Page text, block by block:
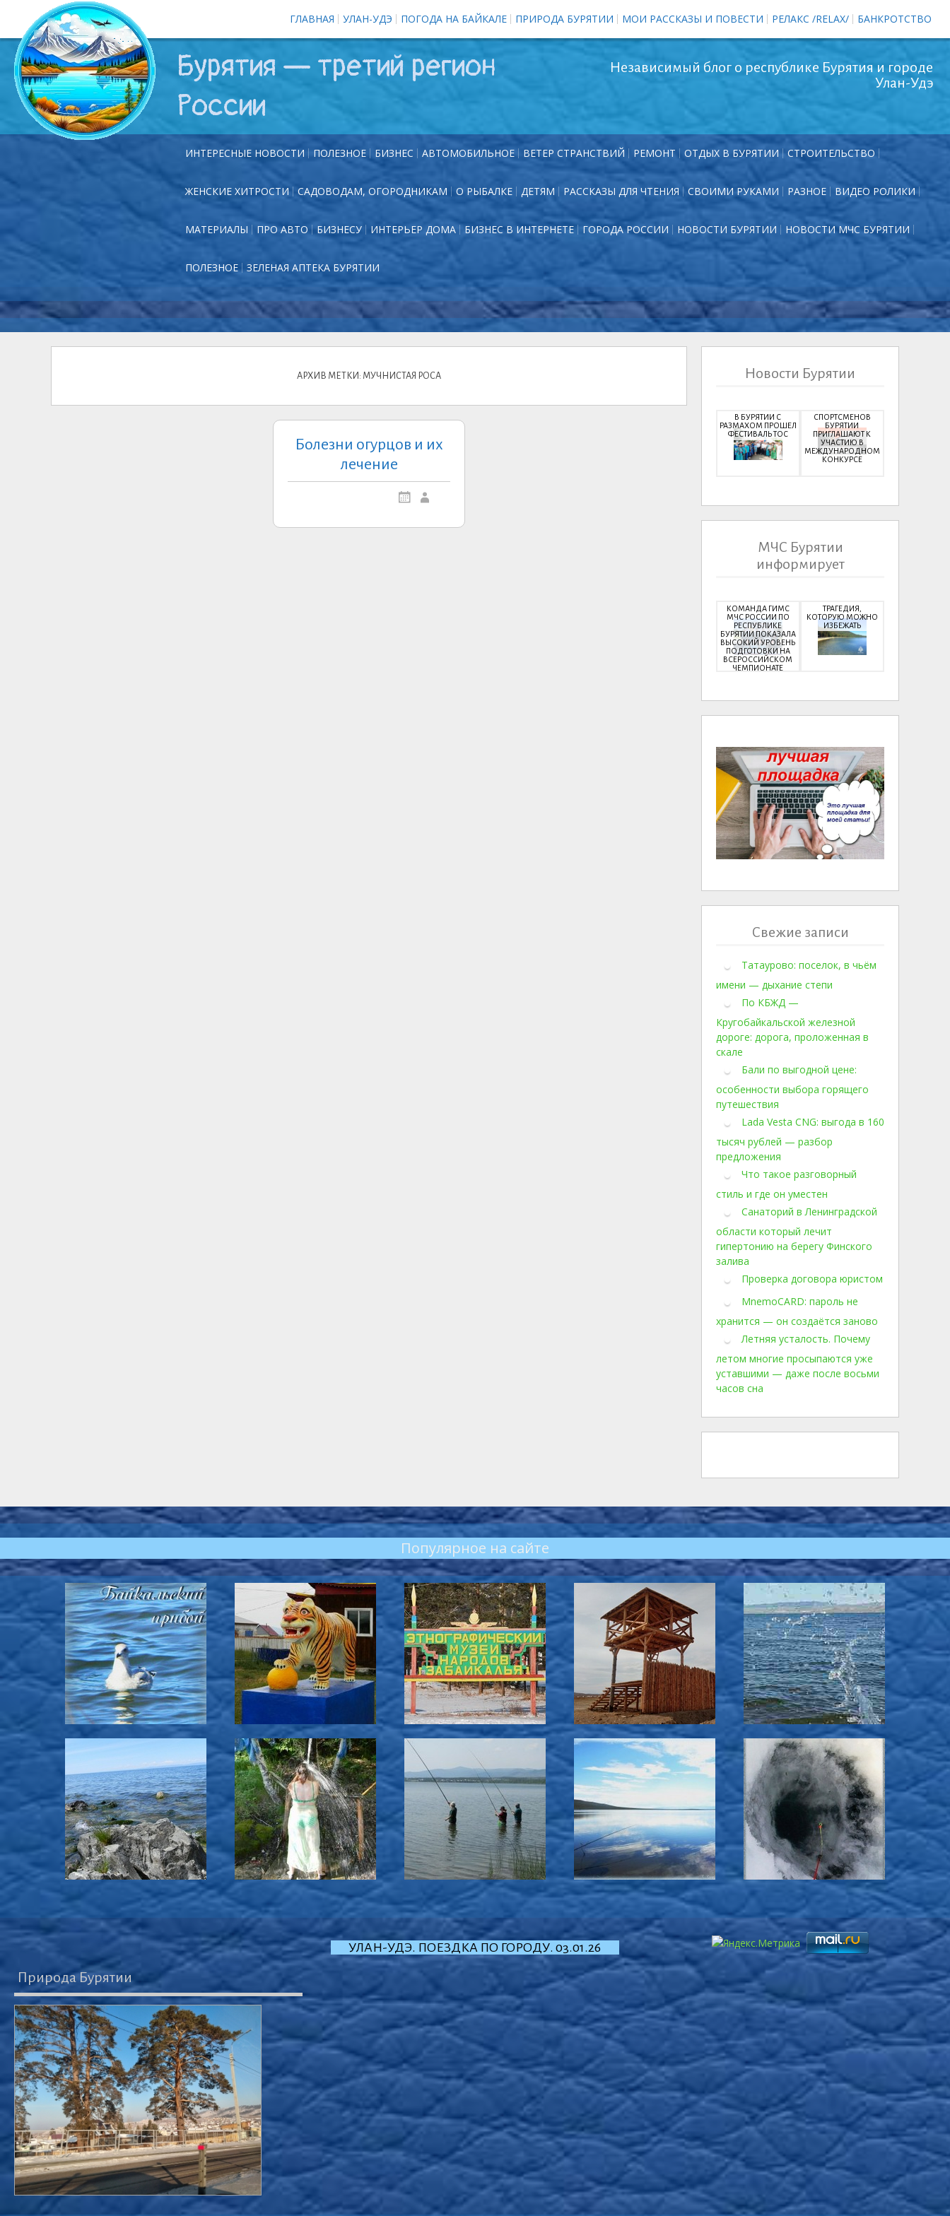
ГЛАВНАЯ УЛАН-УДЭ ПОГОДА НА БАЙКАЛЕ ПРИРОДА БУРЯТИИ МОИ РАССКАЗЫ И ПОВЕСТИ РЕЛАКС /RELAX/ БАНКРОТСТВО
Бурятия — третий регион
России
Независимый блог о республике Бурятия и городе
Улан-Удэ
ИНТЕРЕСНЫЕ НОВОСТИ ПОЛЕЗНОЕ БИЗНЕС АВТОМОБИЛЬНОЕ ВЕТЕР СТРАНСТВИЙ РЕМОНТ ОТДЫХ В БУРЯТИИ СТРОИТЕЛЬСТВО
ЖЕНСКИЕ ХИТРОСТИ САДОВОДАМ, ОГОРОДНИКАМ О РЫБАЛКЕ ДЕТЯМ РАССКАЗЫ ДЛЯ ЧТЕНИЯ СВОИМИ РУКАМИ РАЗНОЕ ВИДЕО РОЛИКИ
МАТЕРИАЛЫ ПРО АВТО БИЗНЕСУ ИНТЕРЬЕР ДОМА БИЗНЕС В ИНТЕРНЕТЕ ГОРОДА РОССИИ НОВОСТИ БУРЯТИИ НОВОСТИ МЧС БУРЯТИИ
ПОЛЕЗНОЕ ЗЕЛЕНАЯ АПТЕКА БУРЯТИИ
АРХИВ МЕТКИ: МУЧНИСТАЯ РОСА
Болезни огурцов и их
лечение
Новости Бурятии
В БУРЯТИИ С
РАЗМАХОМ ПРОШЕЛ
ФЕСТИВАЛЬ ТОС
СПОРТСМЕНОВ
БУРЯТИИ
ПРИГЛАШАЮТ К
УЧАСТИЮ В
МЕЖДУНАРОДНОМ
КОНКУРСЕ
МЧС Бурятии
информирует
КОМАНДА ГИМС
МЧС РОССИИ ПО
РЕСПУБЛИКЕ
БУРЯТИИ ПОКАЗАЛА
ВЫСОКИЙ УРОВЕНЬ
ПОДГОТОВКИ НА
ВСЕРОССИЙСКОМ
ЧЕМПИОНАТЕ
ТРАГЕДИЯ,
КОТОРУЮ МОЖНО
ИЗБЕЖАТЬ
Свежие записи
Татаурово: поселок, в чьём
имени — дыхание степи
По КБЖД —
Кругобайкальской железной
дороге: дорога, проложенная в
скале
Бали по выгодной цене:
особенности выбора горящего
путешествия
Lada Vesta CNG: выгода в 160
тысяч рублей — разбор
предложения
Что такое разговорный
стиль и где он уместен
Санаторий в Ленинградской
области который лечит
гипертонию на берегу Финского
залива
Проверка договора юристом
MnemoCARD: пароль не
хранится — он создаётся заново
Летняя усталость. Почему
летом многие просыпаются уже
уставшими — даже после восьми
часов сна
Популярное на сайте
Природа Бурятии
УЛАН-УДЭ. ПОЕЗДКА ПО ГОРОДУ. 03.01.26